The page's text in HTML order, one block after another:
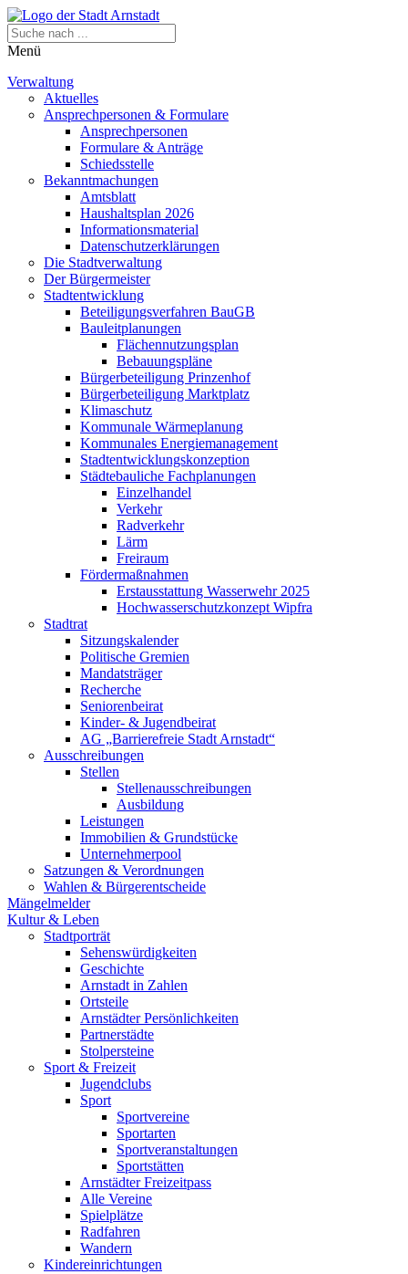
Menü
Verwaltung
Aktuelles
Ansprechpersonen & Formulare
Ansprechpersonen
Formulare & Anträge
Schiedsstelle
Bekanntmachungen
Amtsblatt
Haushaltsplan 2026
Informationsmaterial
Datenschutzerklärungen
Die Stadtverwaltung
Der Bürgermeister
Stadtentwicklung
Beteiligungsverfahren BauGB
Bauleitplanungen
Flächennutzungsplan
Bebauungspläne
Bürgerbeteiligung Prinzenhof
Bürgerbeteiligung Marktplatz
Klimaschutz
Kommunale Wärmeplanung
Kommunales Energiemanagement
Stadtentwicklungskonzeption
Städtebauliche Fachplanungen
Einzelhandel
Verkehr
Radverkehr
Lärm
Freiraum
Fördermaßnahmen
Erstausstattung Wasserwehr 2025
Hochwasserschutzkonzept Wipfra
Stadtrat
Sitzungskalender
Politische Gremien
Mandatsträger
Recherche
Seniorenbeirat
Kinder- & Jugendbeirat
AG „Barrierefreie Stadt Arnstadt“
Ausschreibungen
Stellen
Stellenausschreibungen
Ausbildung
Leistungen
Immobilien & Grundstücke
Unternehmerpool
Satzungen & Verordnungen
Wahlen & Bürgerentscheide
Mängelmelder
Kultur & Leben
Stadtporträt
Sehenswürdigkeiten
Geschichte
Arnstadt in Zahlen
Ortsteile
Arnstädter Persönlichkeiten
Partnerstädte
Stolpersteine
Sport & Freizeit
Jugendclubs
Sport
Sportvereine
Sportarten
Sportveranstaltungen
Sportstätten
Arnstädter Freizeitpass
Alle Vereine
Spielplätze
Radfahren
Wandern
Kindereinrichtungen